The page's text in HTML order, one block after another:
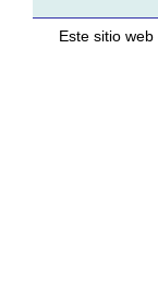
Este sitio